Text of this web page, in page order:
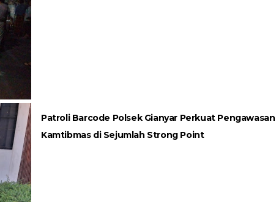
Patroli Barcode Polsek Gianyar Perkuat Pengawasan
Kamtibmas di Sejumlah Strong Point